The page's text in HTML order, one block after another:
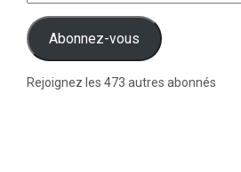
Abonnez-vous
Rejoignez les 473 autres abonnés